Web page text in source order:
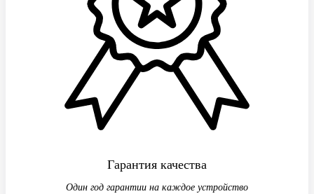
Гарантия качества
Один год гарантии на каждое устройство